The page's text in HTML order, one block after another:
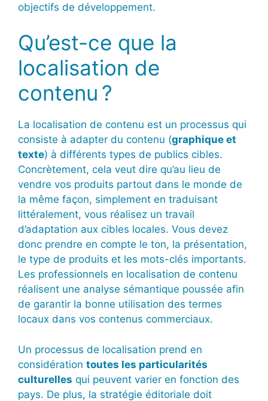
objectifs de développement.
Qu’est-ce que la
localisation de
contenu ?
La localisation de contenu est un processus qui
consiste à adapter du contenu (graphique et
texte) à différents types de publics cibles.
Concrètement, cela veut dire qu’au lieu de
vendre vos produits partout dans le monde de
la même façon, simplement en traduisant
littéralement, vous réalisez un travail
d’adaptation aux cibles locales. Vous devez
donc prendre en compte le ton, la présentation,
le type de produits et les mots-clés importants.
Les professionnels en localisation de contenu
réalisent une analyse sémantique poussée afin
de garantir la bonne utilisation des termes
locaux dans vos contenus commerciaux.
Un processus de localisation prend en
considération toutes les particularités
culturelles qui peuvent varier en fonction des
pays. De plus, la stratégie éditoriale doit